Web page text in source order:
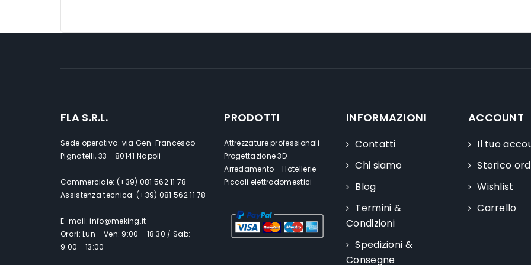
FLA S.R.L.
Sede operativa: via Gen. Francesco
Pignatelli, 33 - 80141 Napoli
Commerciale: (+39) 081 562 11 78
Assistenza tecnica: (+39) 081 562 11 78
E-mail: info@meking.it
Orari: Lun - Ven: 9:00 - 18:30 / Sab:
9:00 - 13:00
PRODOTTI
Attrezzature professionali -
Progettazione 3D -
Arredamento - Hotellerie -
Piccoli elettrodomestici
INFORMAZIONI
Contatti
Chi siamo
Blog
Termini &
Condizioni
Spedizioni &
Consegne
ACCOUNT
Il tuo
Storico
Wishlist
Carrello